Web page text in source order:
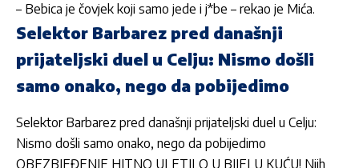
– Bebica je čovjek koji samo jede i j*be – rekao je Mića.
Selektor Barbarez pred današnji
prijateljski duel u Celju: Nismo došli
samo onako, nego da pobijedimo
Selektor Barbarez pred današnji prijateljski duel u Celju:
Nismo došli samo onako, nego da pobijedimo
OBEZBJEĐENJE HITNO ULETILO U BIJELU KUĆU! Njih